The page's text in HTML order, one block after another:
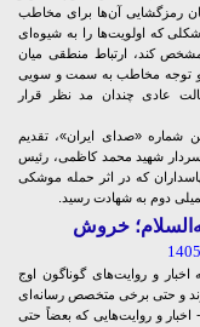
رمزگشایی‌ آن‌ها برای مخاطب
که اولویت‌ها را به شیوه‌ای
کند، ارتباط منطقی میان
و توجه مخاطب به سمت و سویی
عادی چندان مد نظر قرار
«صدای ایران»، تقدیم
شهید محمد کاظمی، رئیس
که در اثر حمله موشکی
دوم به شهادت رسید.
خروش
اخبار و روایت‌های گوناگون اوج
و حتی برخی متخصص رسانه‌ای
و روایت‌هایی که بعضاً حتی